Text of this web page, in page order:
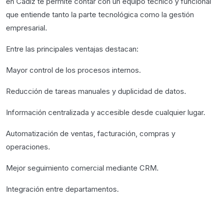
que entiende tanto la parte tecnológica como la gestión
empresarial.
Entre las principales ventajas destacan:
Mayor control de los procesos internos.
Reducción de tareas manuales y duplicidad de datos.
Información centralizada y accesible desde cualquier lugar.
Automatización de ventas, facturación, compras y
operaciones.
Mejor seguimiento comercial mediante CRM.
Integración entre departamentos.